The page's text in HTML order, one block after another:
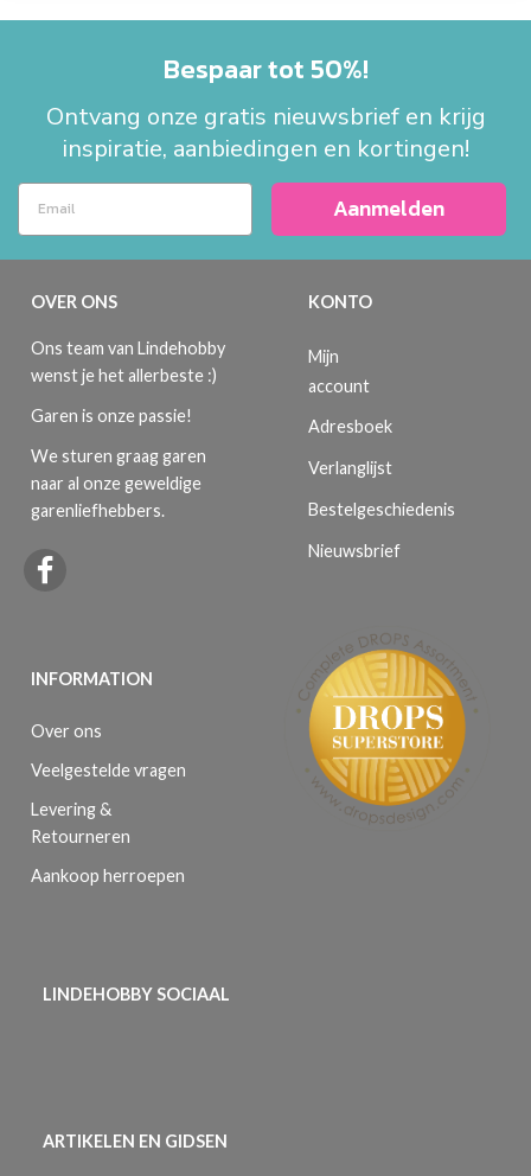
Bespaar tot 50%!
Ontvang onze gratis nieuwsbrief en krijg
inspiratie, aanbiedingen en kortingen!
Aanmelden
OVER ONS
Ons team van Lindehobby
wenst je het allerbeste :)
Garen is onze passie!
We sturen graag garen
naar al onze geweldige
garenliefhebbers.
INFORMATION
Over ons
Veelgestelde vragen
Levering &
Retourneren
Aankoop herroepen
KONTO
Mijn
account
Adresboek
Verlanglijst
Bestelgeschiedenis
Nieuwsbrief
LINDEHOBBY SOCIAAL
ARTIKELEN EN GIDSEN